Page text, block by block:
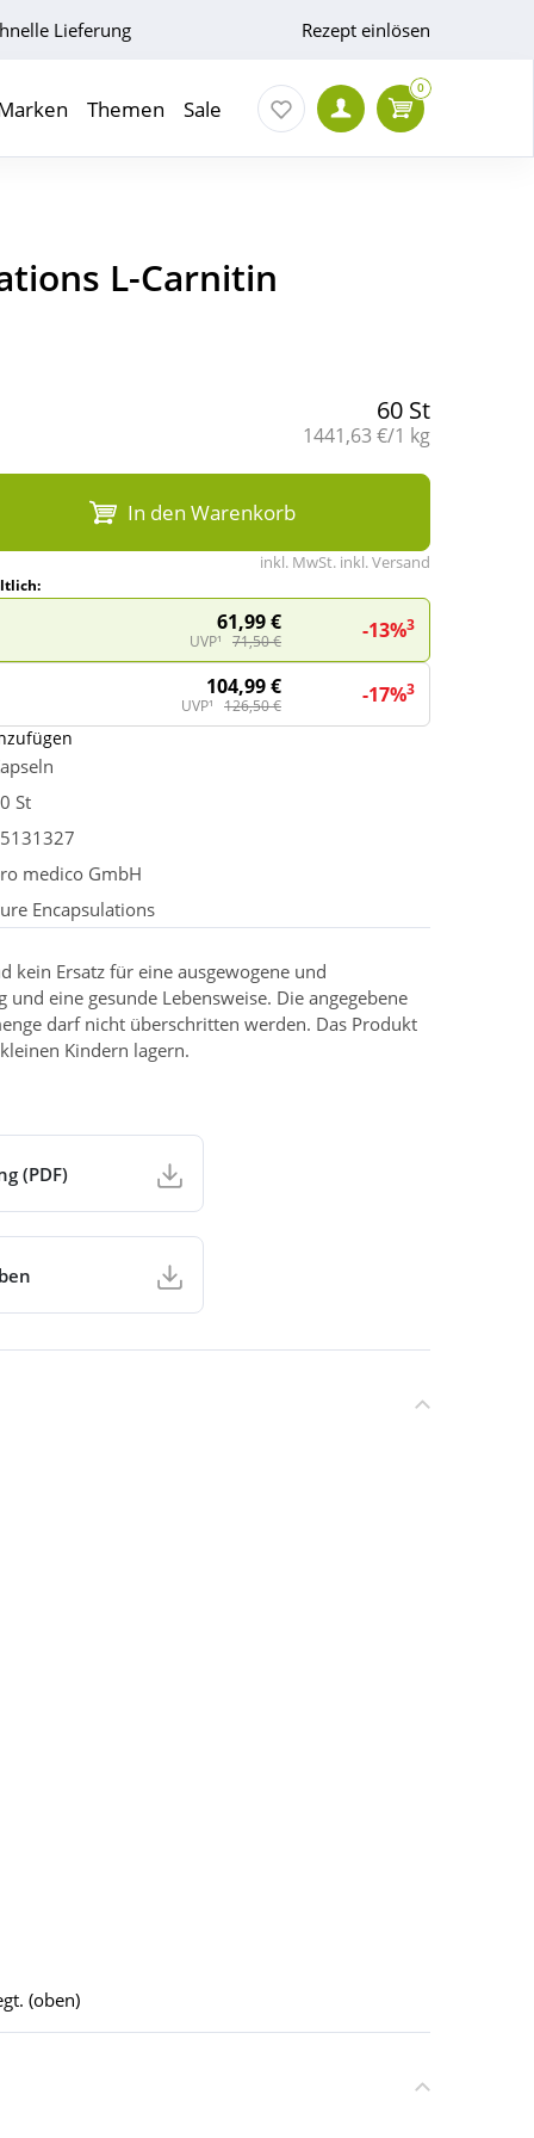
Lieferung Rezept einlösen
Themen Sale
0
L-Carnitin
60 St
Grundpreis:
1441,63 €/1 kg
In den Warenkorb
inkl. MwSt. inkl. Versand
61,99 €
UVP¹ 71,50 € -13%3
104,99 €
UVP¹ 126,50 € -17%3
St
medico GmbH
Encapsulations
kein Ersatz für eine ausgewogene und
eine gesunde Lebensweise. Die angegebene
darf nicht überschritten werden. Das Produkt
Kindern lagern.
(PDF)
(oben)